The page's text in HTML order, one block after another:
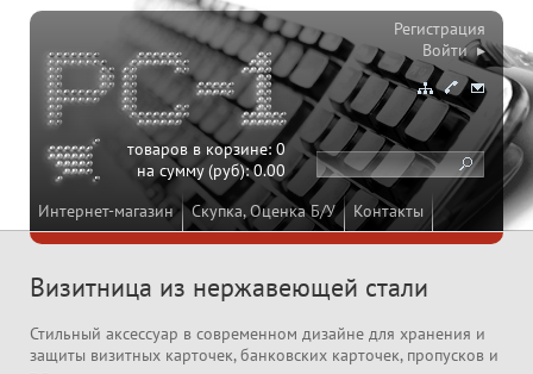
Интернет-магазин Скупка, Оценка Б/У Контакты
товаров в корзине:0
на сумму (руб):0.00
Регистрация
Войти ▸
Визитница из нержавеющей стали
Стильный аксессуар в современном дизайне для хранения и
защиты визитных карточек, банковских карточек, пропусков и